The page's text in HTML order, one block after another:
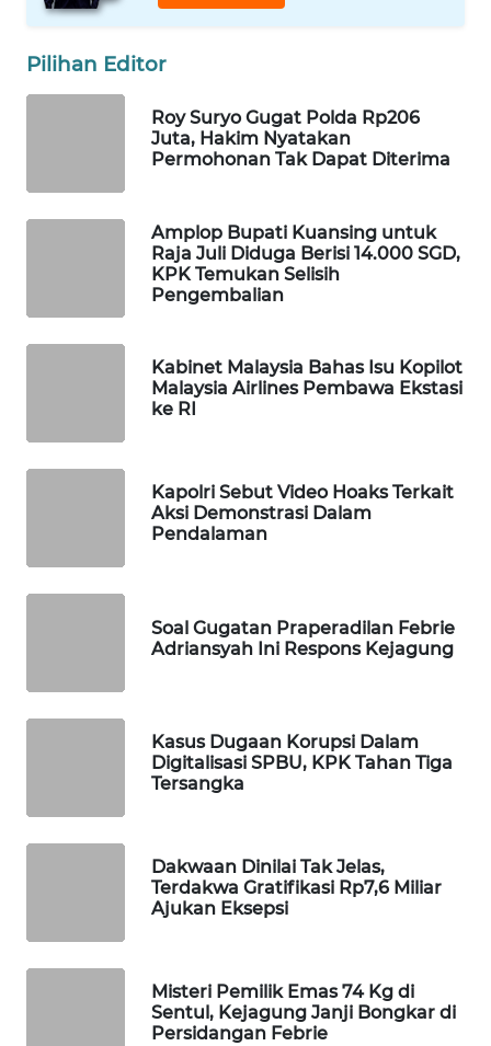
Pilihan Editor
Roy Suryo Gugat Polda Rp206
Juta, Hakim Nyatakan
Permohonan Tak Dapat Diterima
Amplop Bupati Kuansing untuk
Raja Juli Diduga Berisi 14.000 SGD,
KPK Temukan Selisih
Pengembalian
Kabinet Malaysia Bahas Isu Kopilot
Malaysia Airlines Pembawa Ekstasi
ke RI
Kapolri Sebut Video Hoaks Terkait
Aksi Demonstrasi Dalam
Pendalaman
Soal Gugatan Praperadilan Febrie
Adriansyah Ini Respons Kejagung
Kasus Dugaan Korupsi Dalam
Digitalisasi SPBU, KPK Tahan Tiga
Tersangka
Dakwaan Dinilai Tak Jelas,
Terdakwa Gratifikasi Rp7,6 Miliar
Ajukan Eksepsi
Misteri Pemilik Emas 74 Kg di
Sentul, Kejagung Janji Bongkar di
Persidangan Febrie
WAHANA
LISTRIK
WAHANA
TV
WAHANANEWS
WAHANA
WAHANA
HEALTH